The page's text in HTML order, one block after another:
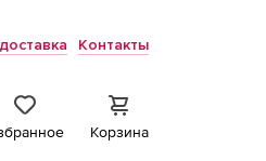
Контакты
Корзина